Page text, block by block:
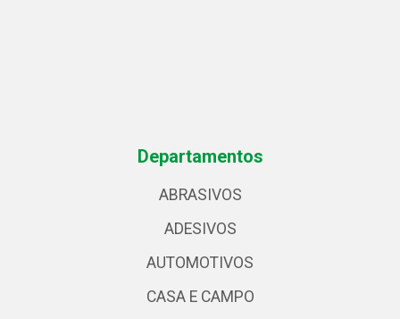
Departamentos
ABRASIVOS
ADESIVOS
AUTOMOTIVOS
CASA E CAMPO